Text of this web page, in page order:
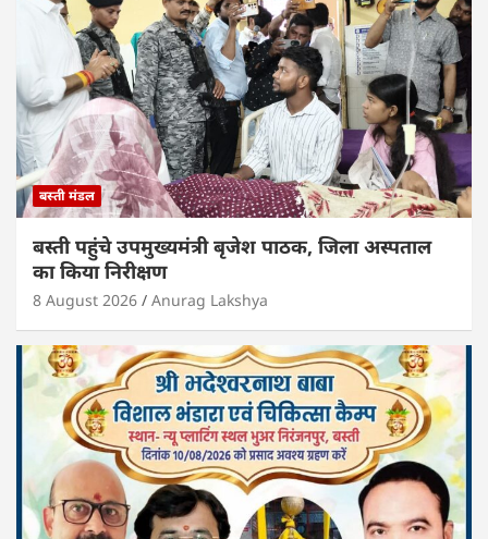
बस्ती मंडल
बस्ती पहुंचे उपमुख्यमंत्री बृजेश पाठक, जिला अस्पताल
का किया निरीक्षण
8 August 2026 Anurag Lakshya